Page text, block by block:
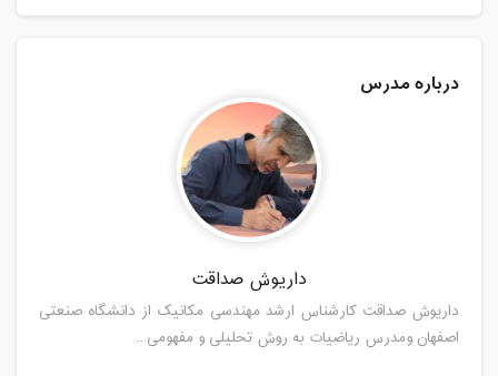
درباره مدرس
داریوش صداقت
داریوش صداقت کارشناس ارشد مهندسی مکانیک از دانشگاه صنعتی
اصفهان ومدرس ریاضیات به روش تحلیلی و مفهومی...